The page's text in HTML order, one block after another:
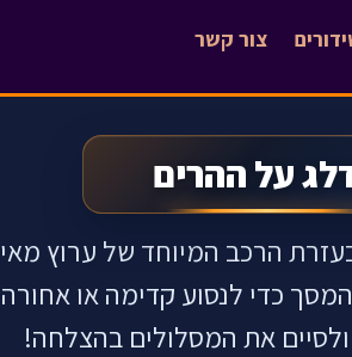
צור קשר
על ההרים
הרכב המיוחד של ערוץ
כדי לנסוע קדימה או
את המסלולים בהצלחה!